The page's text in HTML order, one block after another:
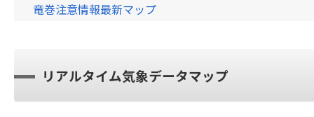
竜巻注意情報最新マップ
リアルタイム気象データマップ